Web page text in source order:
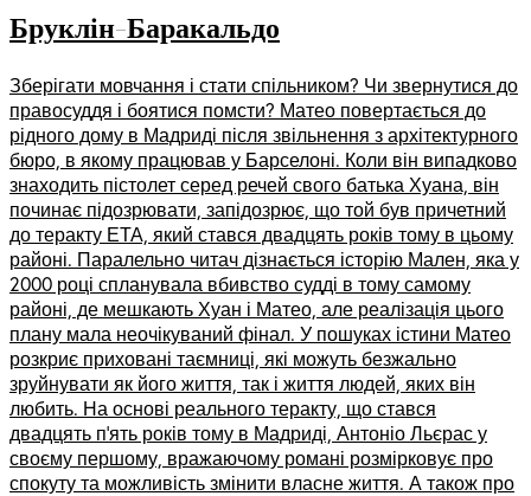
Бруклін-Баракальдо
Зберігати мовчання і стати спільником? Чи звернутися до
правосуддя і боятися помсти? Матео повертається до
рідного дому в Мадриді після звільнення з архітектурного
бюро, в якому працював у Барселоні. Коли він випадково
знаходить пістолет серед речей свого батька Хуана, він
починає підозрювати, запідозрює, що той був причетний
до теракту ЕТА, який стався двадцять років тому в цьому
районі. Паралельно читач дізнається історію Мален, яка у
2000 році спланувала вбивство судді в тому самому
районі, де мешкають Хуан і Матео, але реалізація цього
плану мала неочікуваний фінал. У пошуках істини Матео
розкриє приховані таємниці, які можуть безжально
зруйнувати як його життя, так і життя людей, яких він
любить. На основі реального теракту, що стався
двадцять п’ять років тому в Мадриді, Антоніо Льєрас у
своєму першому, вражаючому романі розмірковує про
спокуту та можливість змінити власне життя. А також про